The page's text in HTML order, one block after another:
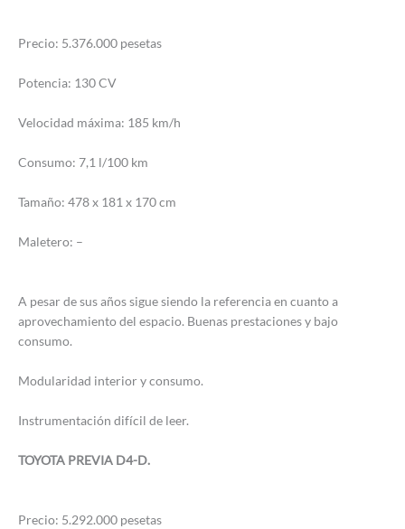
Precio: 5.376.000 pesetas
Potencia: 130 CV
Velocidad máxima: 185 km/h
Consumo: 7,1 l/100 km
Tamaño: 478 x 181 x 170 cm
Maletero: –
A pesar de sus años sigue siendo la referencia en cuanto a
aprovechamiento del espacio. Buenas prestaciones y bajo
consumo.
Modularidad interior y consumo.
Instrumentación difícil de leer.
TOYOTA PREVIA D4-D.
Precio: 5.292.000 pesetas